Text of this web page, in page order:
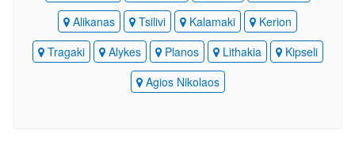
Alikanas
Tsilivi Kalamaki
Kerion
Tragaki
Alykes Planos Lithakia
Kipseli
Agios Nikolaos